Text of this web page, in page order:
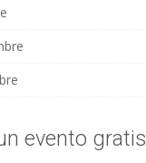
evento gratis